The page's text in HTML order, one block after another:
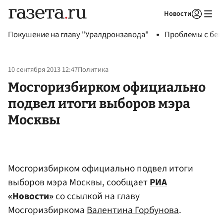
Новости
Покушение на главу "Уралдронзавода" Проблемы с
10 сентября 2013 12:47Политика
Мосгоризбирком официально
подвел итоги выборов мэра
Москвы
Мосгоризбирком официально подвел итоги
выборов мэра Москвы, сообщаетРИА
«Новости»со ссылкой на главу
МосгоризбиркомаВалентина Горбунова.